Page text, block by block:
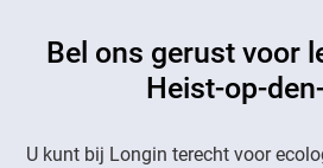
Bel ons gerust voor
Heist-op-
U kunt bij Longin terecht voor